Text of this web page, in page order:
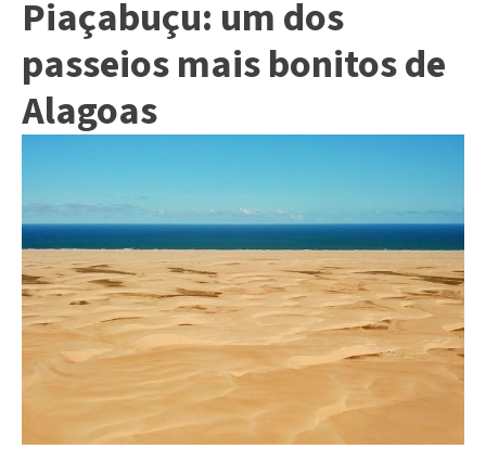
Piaçabuçu: um dos
passeios mais bonitos de
Alagoas